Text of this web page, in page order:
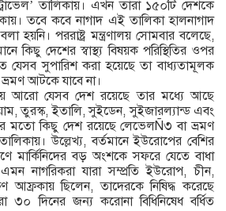
তালিকায়। এখন তারা ১৫০টি দেশকে
তবে কবে নাগাদ এই তালিকা হালনাগাদ
হয়নি। পররাষ্ট্র মন্ত্রণালয় সোমবার বলেছে,
কিছু দেশের স্বাস্থ্য বিষয়ক পরিস্থিতির ওপর
যেসব সুপারিশ করা হয়েছে তা বাধ্যতামূলক
আটকে যাবে না।
আরো যেসব দেশ রয়েছে তার মধ্যে আছে
তুরস্ক, ইতালি, সুইডেন, সুইজারল্যান্ড এবং
মতো কিছু দেশ রয়েছে লেভেলÑ৩ বা ভ্রমণ
উল্লেখ্য, বর্তমানে ইউরোপের বেশির
মার্কিনিদের বড় অংশকে সফরে যেতে বাধা
নাগরিকরা যারা সম্প্রতি ইউরোপ, চীন,
আফ্রকায় ছিলেন, তাদেরকে নিষিদ্ধ করেছে
৩০ দিনের জন্য করোনা বিধিনিষেধ বর্ধিত